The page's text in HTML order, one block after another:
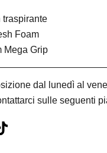
traspirante
Foam
Mega Grip
dal lunedì al
sulle seguenti